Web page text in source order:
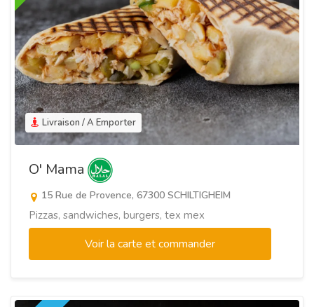
Livraison / A Emporter
O' Mama
15 Rue de Provence, 67300 SCHILTIGHEIM
Pizzas, sandwiches, burgers, tex mex
Voir la carte et commander